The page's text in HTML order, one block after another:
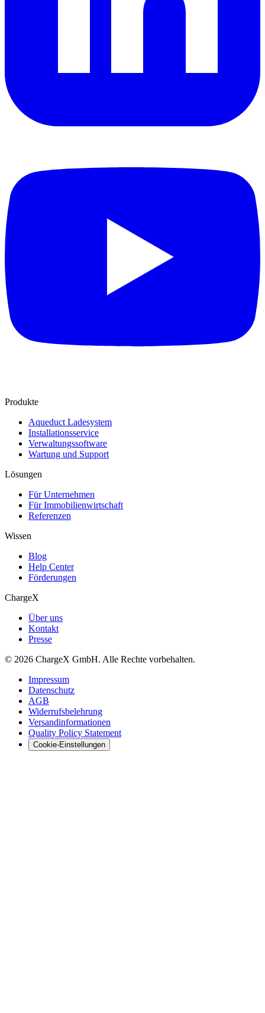
Produkte
Aqueduct Ladesystem
Installationsservice
Verwaltungssoftware
Wartung und Support
Lösungen
Für Unternehmen
Für Immobilienwirtschaft
Referenzen
Wissen
Blog
Help Center
Förderungen
ChargeX
Über uns
Kontakt
Presse
© 2026 ChargeX GmbH. Alle Rechte vorbehalten.
Impressum
Datenschutz
AGB
Widerrufsbelehrung
Versandinformationen
Quality Policy Statement
Cookie-Einstellungen